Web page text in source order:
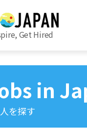
Get Hired
in
を探す